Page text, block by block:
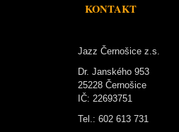
KONTAKT
Jazz Černošice z.s.
Dr. Janského 953
25228 Černošice
IČ: 22693751
Tel.: 602 613 731